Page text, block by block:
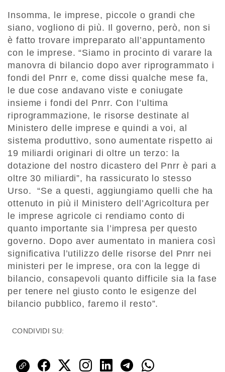
Insomma, le imprese, piccole o grandi che
siano, vogliono di più. Il governo, però, non si
è fatto trovare impreparato all’appuntamento
con le imprese. “Siamo in procinto di varare la
manovra di bilancio dopo aver riprogrammato i
fondi del Pnrr e, come dissi qualche mese fa,
le due cose andavano viste e coniugate
insieme i fondi del Pnrr. Con l’ultima
riprogrammazione, le risorse destinate al
Ministero delle imprese e quindi a voi, al
sistema produttivo, sono aumentate rispetto ai
19 miliardi originari di oltre un terzo: la
dotazione del nostro dicastero del Pnrr è pari a
oltre 30 miliardi”, ha rassicurato lo stesso
Urso. “Se a questi, aggiungiamo quelli che ha
ottenuto in più il Ministero dell’Agricoltura per
le imprese agricole ci rendiamo conto di
quanto importante sia l’impresa per questo
governo. Dopo aver aumentato in maniera così
significativa l’utilizzo delle risorse del Pnrr nei
ministeri per le imprese, ora con la legge di
bilancio, consapevoli quanto difficile sia la fase
per tenere nel giusto conto le esigenze del
bilancio pubblico, faremo il resto”.
CONDIVIDI SU: